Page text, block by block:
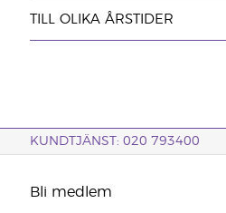
TILL OLIKA ÅRSTIDER
KUNDTJÄNST: 020 793400
Bli medlem